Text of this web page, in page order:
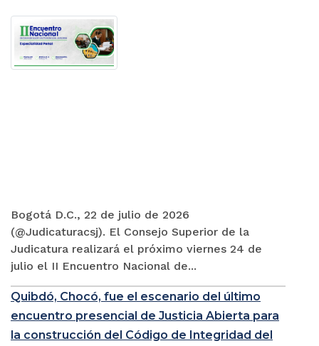
Bogotá D.C., 22 de julio de 2026
(@Judicaturacsj). El Consejo Superior de la
Judicatura realizará el próximo viernes 24 de
julio el II Encuentro Nacional de...
Quibdó, Chocó, fue el escenario del último
encuentro presencial de Justicia Abierta para
la construcción del Código de Integridad del